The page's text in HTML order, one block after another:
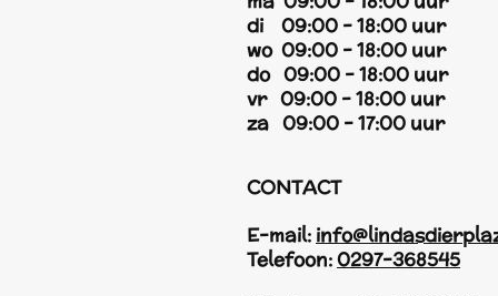
di 09:00 - 18:00 uur
wo 09:00 - 18:00 uur
do 09:00 - 18:00 uur
vr 09:00 - 18:00 uur
za 09:00 - 17:00 uur
CONTACT
E-mail:
Telefoon:0297-368545